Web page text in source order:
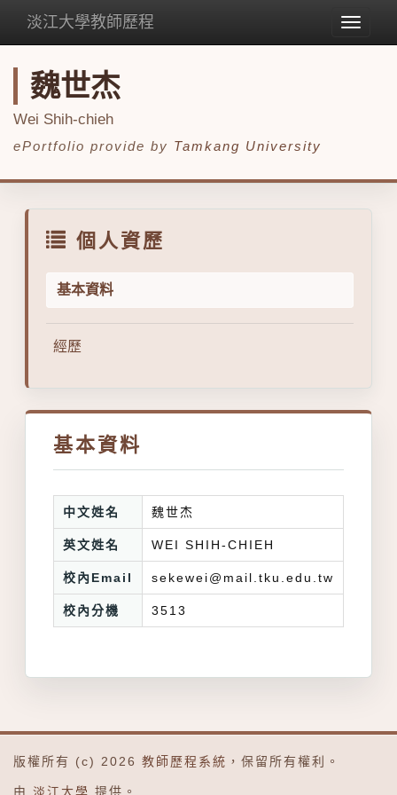
Toggle
淡江大學教師歷程
魏世杰
Wei Shih-chieh
ePortfolio provide by Tamkang University
個人資歷
基本資料
經歷
基本資料
中文姓名 魏世杰
英文姓名 WEI SHIH-CHIEH
校內Email sekewei@mail.tku.edu.tw
校內分機 3513
版權所有 (c) 2026 教師歷程系統 ，保留所有權利。
由 淡江大學 提供。